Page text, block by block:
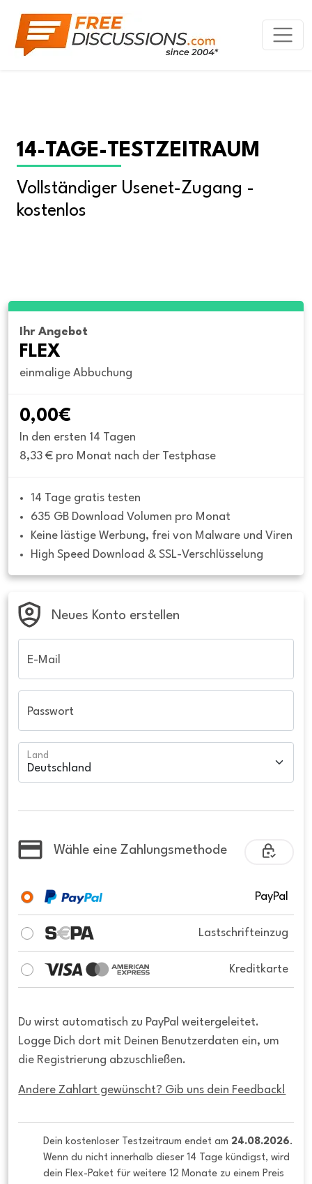
14-TAGE-TESTZEITRAUM
Vollständiger Usenet-Zugang -
kostenlos
Ihr Angebot
FLEX
einmalige Abbuchung
0,00€
In den ersten 14 Tagen
8,33 € pro Monat nach der Testphase
14 Tage gratis testen
635 GB Download Volumen pro Monat
Keine lästige Werbung, frei von Malware und Viren
High Speed Download & SSL-Verschlüsselung
Neues Konto erstellen
E-Mail
Passwort
Land
Wähle eine Zahlungsmethode
PayPal
Lastschrifteinzug
Kreditkarte
Du wirst automatisch zu PayPal weitergeleitet.
Logge Dich dort mit Deinen Benutzerdaten ein, um
die Registrierung abzuschließen.
Andere Zahlart gewünscht? Gib uns dein Feedback!
Dein kostenloser Testzeitraum endet am 24.08.2026.
Wenn du nicht innerhalb dieser 14 Tage kündigst, wird
dein Flex-Paket für weitere 12 Monate zu einem Preis